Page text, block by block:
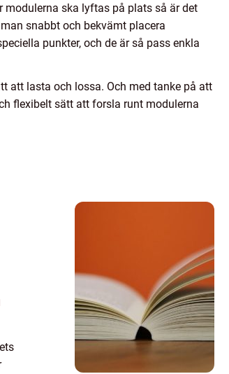
modulerna ska lyftas på plats så är det
snabbt och bekvämt placera
punkter, och de är så pass enkla
att lasta och lossa. Och med tanke på att
flexibelt sätt att forsla runt modulerna